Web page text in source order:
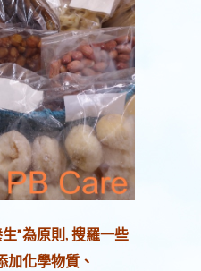
”為原則, 搜羅一些
加化學物質、